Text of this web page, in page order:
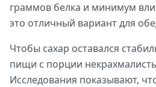
граммов белка и минимум
это отличный вариант для
Чтобы сахар оставался
пищи с порции
Исследования показывают,